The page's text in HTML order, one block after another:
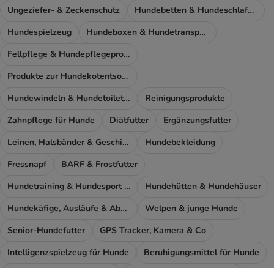
Ungeziefer- & Zeckenschutz
Hundebetten & Hundeschlafplatz
Hundespielzeug
Hundeboxen & Hundetransport
Fellpflege & Hundepflegeprodukte
Produkte zur Hundekotentsorgung
Hundewindeln & Hundetoiletten
Reinigungsprodukte
Zahnpflege für Hunde
Diätfutter
Ergänzungsfutter
Leinen, Halsbänder & Geschirre
Hundebekleidung
Fressnapf
BARF & Frostfutter
Hundetraining & Hundesport Zubehör
Hundehütten & Hundehäuser
Hundekäfige, Ausläufe & Absperrgitter
Welpen & junge Hunde
Senior-Hundefutter
GPS Tracker, Kamera & Co
Intelligenzspielzeug für Hunde
Beruhigungsmittel für Hunde